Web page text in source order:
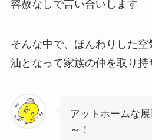
容赦なしで言い合いします
そんな中で、ほんわりした
油となって家族の仲を取り持
アットホームな
～！